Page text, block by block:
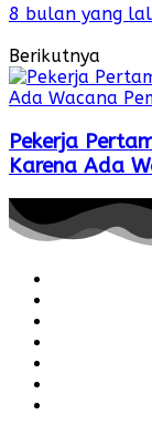
8 bulan yang
Berikutnya
Pekerja
Karena Ada